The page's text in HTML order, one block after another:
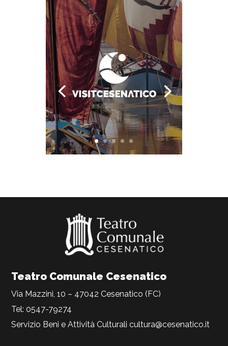
Teatro Comunale Cesenatico
Via Mazzini, 10 – 47042 Cesenatico (FC)
Tel: 0547-79274
Servizio Beni e Attività Culturalicultura@cesenatico.it